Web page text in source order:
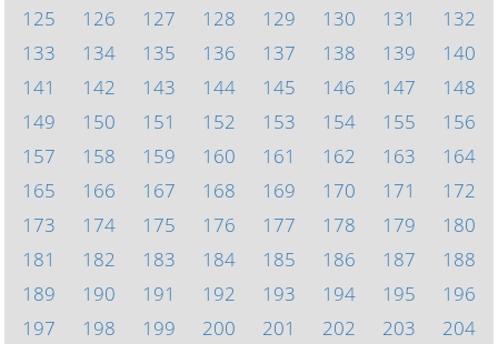
125
126 127 128 129 130 131
132
133
134 135 136 137 138 139
140
141
142 143 144 145 146 147
148
149
150 151 152 153 154 155
156
157
158 159 160 161 162 163
164
165
166 167 168 169 170 171
172
173
174 175 176 177 178 179
180
181
182 183 184 185 186 187
188
189
190 191 192 193 194 195
196
197
198 199 200 201 202 203
204